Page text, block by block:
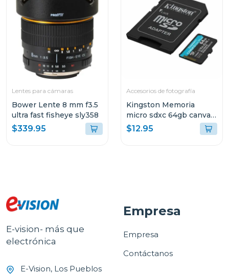
Lentes para cámaras
Bower Lente 8 mm f3.5
ultra fast fisheye sly358
$339.95
Accesorios de fotografía
Kingston Memoria
micro sdxc 64gb canvas
go plus gen4 200 mb/s
sdcg4
$12.95
E-vision- más que
electrónica
E-Vision, Los Pueblos
Empresa
Empresa
Contáctanos